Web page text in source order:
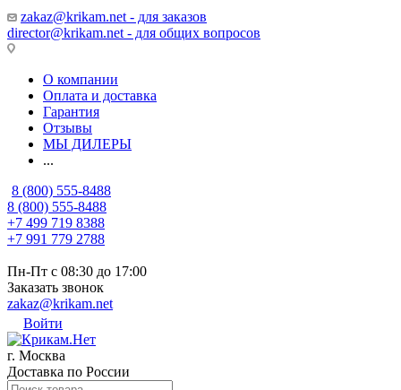
zakaz@krikam.net - для заказов
director@krikam.net - для общих вопросов
О компании
Оплата и доставка
Гарантия
Отзывы
МЫ ДИЛЕРЫ
...
8 (800) 555-8488
8 (800) 555-8488
+7 499 719 8388
+7 991 779 2788
Пн-Пт с 08:30 до 17:00
Заказать звонок
zakaz@krikam.net
Войти
г. Москва
Доставка по России